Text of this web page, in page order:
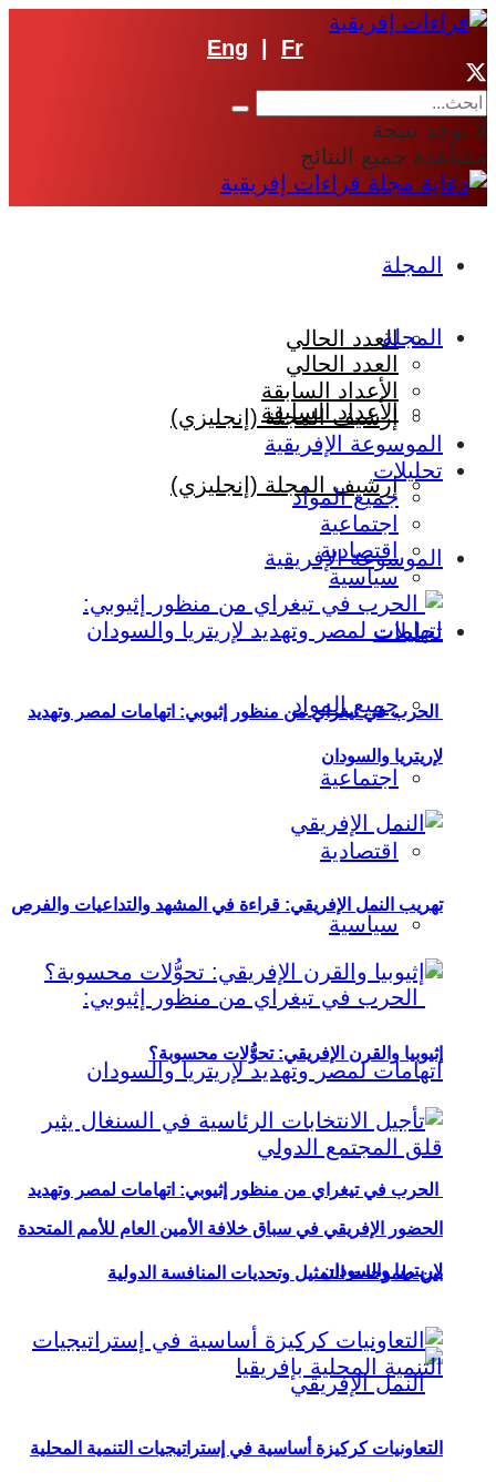
Eng Fr
لا توجد نتيجة
مشاهدة جميع النتائج
المجلة
العدد الحالي
الأعداد السابقة
إرشيف المجلة (إنجليزي)
الموسوعة الإفريقية
تحليلات
جميع المواد
اجتماعية
اقتصادية
سياسية
الحرب في تيغراي من منظور إثيوبي: اتهامات لمصر وتهديد
لإريتريا والسودان
المجلة
العدد الحالي
الأعداد السابقة
إرشيف المجلة (إنجليزي)
الموسوعة الإفريقية
تحليلات
جميع المواد
اجتماعية
اقتصادية
سياسية
الحرب في تيغراي من منظور إثيوبي: اتهامات لمصر وتهديد
لإريتريا والسودان
تهريب النمل الإفريقي: قراءة في المشهد والتداعيات والفرص
إثيوبيا والقرن الإفريقي: تحوُّلات محسوبة؟
الحضور الإفريقي في سباق خلافة الأمين العام للأمم المتحدة
بين طموحات التمثيل وتحديات المنافسة الدولية
التعاونيات كركيزة أساسية في إستراتيجيات التنمية المحلية